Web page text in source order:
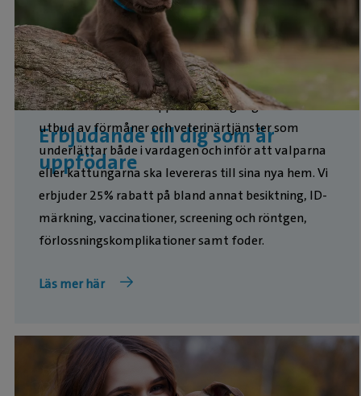
Erbjudande till dig som är
uppfödare
Hos oss får du som uppfödare tillgång till ett brett
utbud av förmåner och veterinärtjänster som
underlättar både i vardagen och inför att valparna
eller kattungarna ska levereras till sina nya hem. Vi
erbjuder 25% rabatt på bland annat besiktning, ID-
märkning, vaccinationer, screening och röntgen,
förlossningskomplikationer samt foder.
Läs mer här